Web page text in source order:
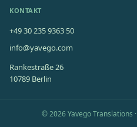
KONTAKT
+49 30 235 9363 50
info@yavego.com
Rankestraße 26
10789 Berlin
© 2026 Yavego Translations ·